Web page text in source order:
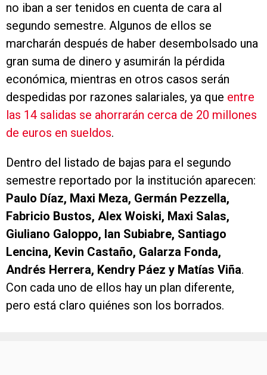
no iban a ser tenidos en cuenta de cara al
segundo semestre. Algunos de ellos se
marcharán después de haber desembolsado una
gran suma de dinero y asumirán la pérdida
económica, mientras en otros casos serán
despedidas por razones salariales, ya que entre
las 14 salidas se ahorrarán cerca de 20 millones
de euros en sueldos.
Dentro del listado de bajas para el segundo
semestre reportado por la institución aparecen:
Paulo Díaz, Maxi Meza, Germán Pezzella,
Fabricio Bustos, Alex Woiski, Maxi Salas,
Giuliano Galoppo, Ian Subiabre, Santiago
Lencina, Kevin Castaño, Galarza Fonda,
Andrés Herrera, Kendry Páez y Matías Viña.
Con cada uno de ellos hay un plan diferente,
pero está claro quiénes son los borrados.